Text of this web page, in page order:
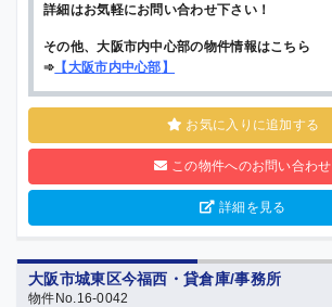
詳細はお気軽にお問い合わせ下さい！
その他、大阪市内中心部の物件情報はこちら
➾ 【大阪市内中心部】
お気に入りに追加する
この物件へのお問い合わせ
詳細を見る
大阪市城東区今福西・貸倉庫/事務所
物件No.16-0042